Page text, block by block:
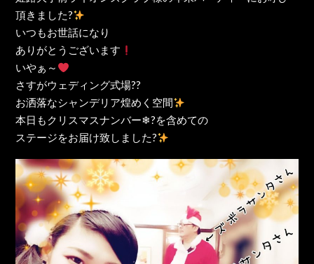
頂きました?
いつもお世話になり
ありがとうございます
いやぁ～
さすがウェディング式場??
お洒落なシャンデリア煌めく空間
本日もクリスマスナンバー❄?を含めての
ステージをお届け致しました?